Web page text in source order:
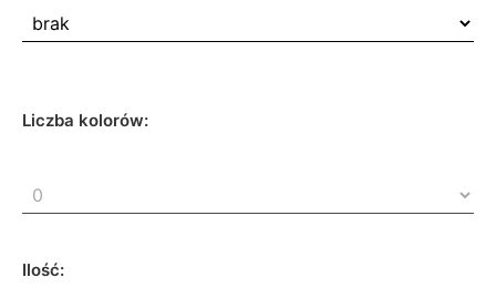
Liczba kolorów:
Ilość: